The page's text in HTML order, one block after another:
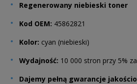
Regenerowany
Kod OEM: 45862821
Kolor: cyan (niebieski)
Wydajność: 10 000 stron przy 5%
Dajemy pełną gwarancje